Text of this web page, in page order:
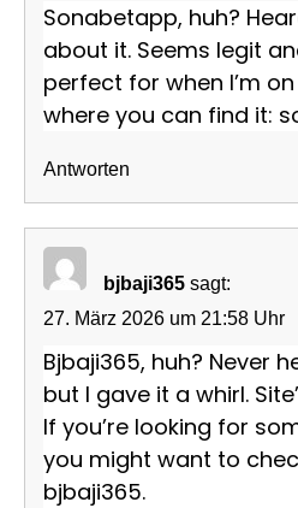
Sonabetapp, huh?
about it. Seems legit
perfect for when I’m on
where you can find it:
Antworten
bjbaji365 sagt:
27. März 2026 um 21:58 Uhr
Bjbaji365, huh? Never
but I gave it a whirl.
If you’re looking for
you might want to
bjbaji365.